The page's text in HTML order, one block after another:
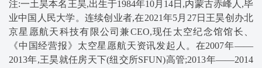
注:一土昊本名王昊,出生于1984年10月14日,内蒙古赤峰人,毕
业中国人民大学。连续创业者,在2021年5月27日王昊创办北
京星愿航天科技有限公司兼CEO,现任太空纪念馆馆长、
《中国经营报》太空星愿航天资讯发起人。在2007年——
2013年,王昊就任房天下(纽交所SFUN)高管;2013年——2014